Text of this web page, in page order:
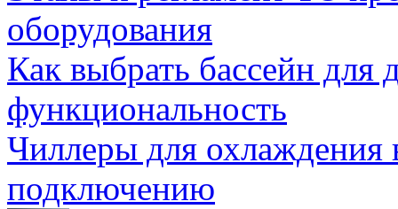
оборудования
Как выбрать бассейн для
функциональность
Чиллеры для охлаждения
подключению